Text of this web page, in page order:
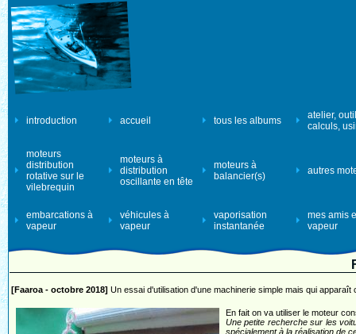
introduction accueil tous les albums
atelier,
calculs,
moteurs
distribution
rotative sur le
vilebrequin
moteurs à
distribution
oscillante en tête
moteurs à
balancier(s)
autres
embarcations à
vapeur
véhicules à
vapeur
vaporisation
instantanée
mes amis
vapeur
[Faaroa - octobre 2018] Un essai d'utilisation d'une machinerie simple mais qui apparaît
En fait on va utiliser le moteur
Une petite recherche sur les
spécialement à la réalisation de